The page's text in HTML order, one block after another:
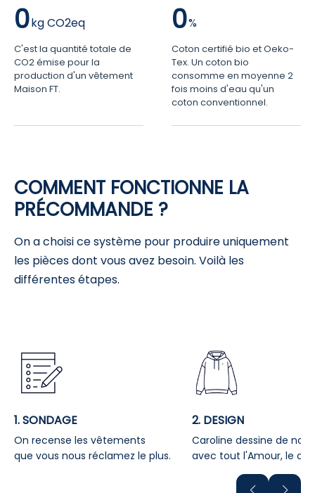
0
C'est la quantité totale de
CO2 émise pour la
production d'un vêtement
Maison FT.
0
Coton certifié bio et Oeko-
Tex. Un coton bio
consomme en moyenne 2
fois moins d'eau qu'un
coton conventionnel.
COMMENT FONCTIONNE LA
PRÉCOMMANDE ?
On a choisi ce système pour produire uniquement
les pièces dont vous avez besoin. Voilà les
différentes étapes.
1. SONDAGE
On recense les vêtements
que vous nous réclamez le plus.
2. DESIGN
Caroline dessine de
avec tout l'Amour, le